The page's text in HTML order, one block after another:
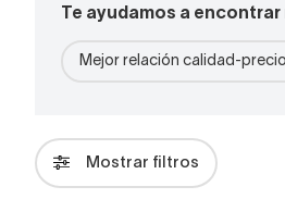
Te ayudamos a
Mejor relación calidad-precio
Mostrar filtros